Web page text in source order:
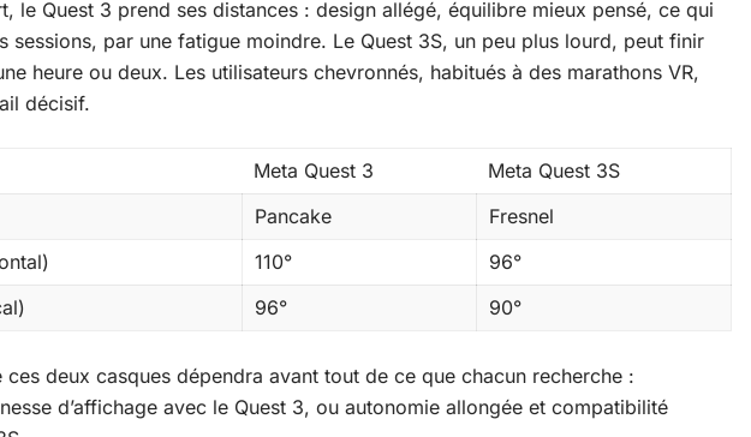
le Quest 3 prend ses distances : design allégé, équilibre mieux pensé, ce qui
sessions, par une fatigue moindre. Le Quest 3S, un peu plus lourd, peut finir
heure ou deux. Les utilisateurs chevronnés, habitués à des marathons VR,
décisif.
Meta Quest 3
Meta Quest 3S
Pancake
Fresnel
110°
96°
96° 90°
ces deux casques dépendra avant tout de ce que chacun recherche :
d’affichage avec le Quest 3, ou autonomie allongée et compatibilité